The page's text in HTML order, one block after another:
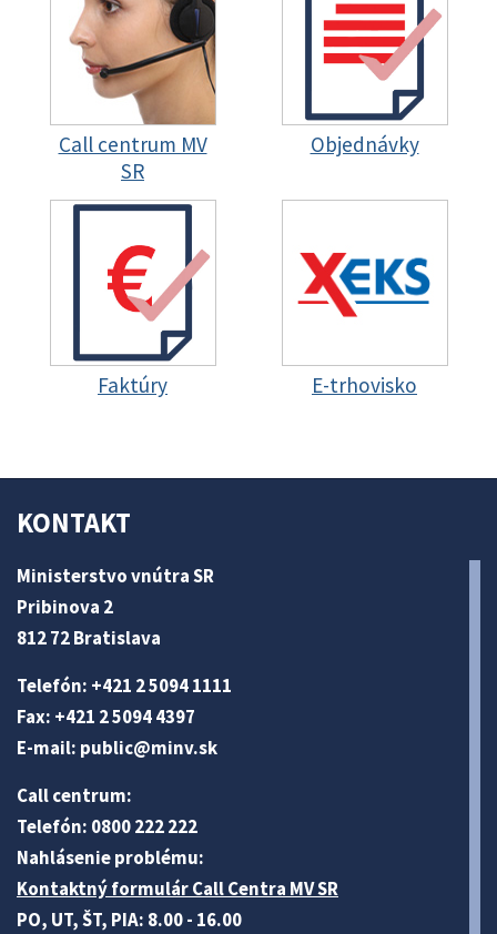
Call centrum MV
SR
Objednávky
Faktúry E-trhovisko
KONTAKT
Ministerstvo vnútra SR
Pribinova 2
812 72 Bratislava
Telefón: +421 2 5094 1111
Fax: +421 2 5094 4397
E-mail: public@minv.sk
Call centrum:
Telefón: 0800 222 222
Nahlásenie problému:
Kontaktný formulár Call Centra MV SR
PO, UT, ŠT, PIA: 8.00 - 16.00